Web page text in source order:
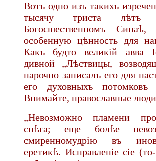
Вотъ одно изъ такихъ
тысячу триста лѣтъ
Богоcшественномъ
особенную цѣнность для
Какъ будто великій авва
дивной „Лѣствицы,
нарочно записалъ его для
его духовныхъ потом­ковъ
Внимайте, пра­вославные
„Невозможно пламени
снѣга; еще болѣе
смиренномудрію въ
еретикѣ. Исправленіе сіе (то-